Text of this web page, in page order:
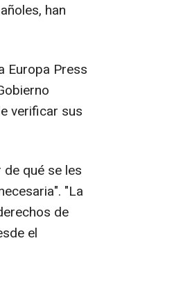
han
Europa Press
verificar sus
qué se les
"La
de
el